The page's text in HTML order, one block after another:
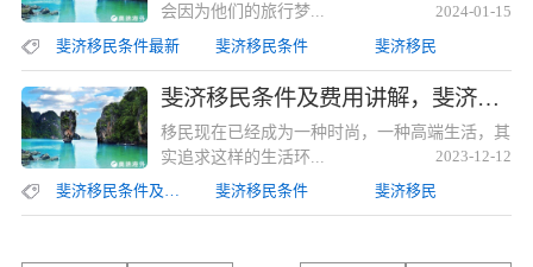
会因为他们的旅行梦...
2024-01-15
斐济移民条件最新
斐济移民条件 斐济移民
斐济移民条件及费用讲解，斐济投资移民所需要求和费用
移民现在已经成为一种时尚，一种高端生活，其
实追求这样的生活环...
2023-12-12
斐济移民条件及费用讲解
斐济移民条件 斐济移民